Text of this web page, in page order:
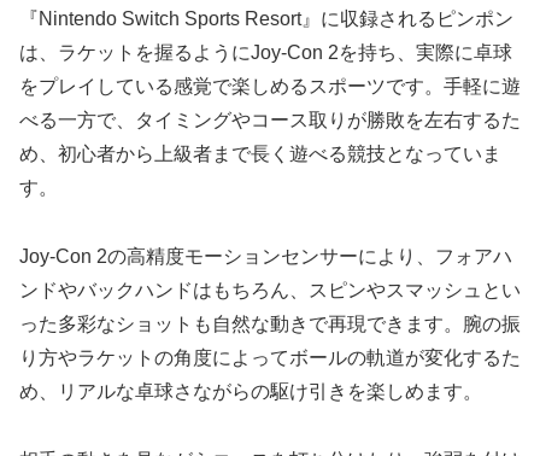
『Nintendo Switch Sports Resort』に収録されるピンポン
は、ラケットを握るようにJoy-Con 2を持ち、実際に卓球
をプレイしている感覚で楽しめるスポーツです。手軽に遊
べる一方で、タイミングやコース取りが勝敗を左右するた
め、初心者から上級者まで長く遊べる競技となっていま
す。
Joy-Con 2の高精度モーションセンサーにより、フォアハ
ンドやバックハンドはもちろん、スピンやスマッシュとい
った多彩なショットも自然な動きで再現できます。腕の振
り方やラケットの角度によってボールの軌道が変化するた
め、リアルな卓球さながらの駆け引きを楽しめます。